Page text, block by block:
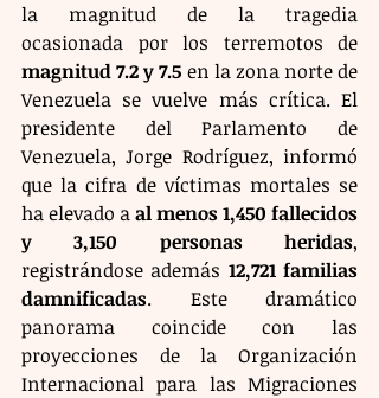
la magnitud de la tragedia
magnitud 7.2 y 7.5 en la zona norte de
Venezuela se vuelve más crítica. El
presidente del Parlamento de
Venezuela, Jorge Rodríguez, informó
que la cifra de víctimas mortales se
ha elevado a al menos 1,450 fallecidos
y 3,150 personas heridas,
registrándose además 12,721 familias
damnificadas. Este dramático
panorama coincide con las
proyecciones de la Organización
Internacional para las Migraciones